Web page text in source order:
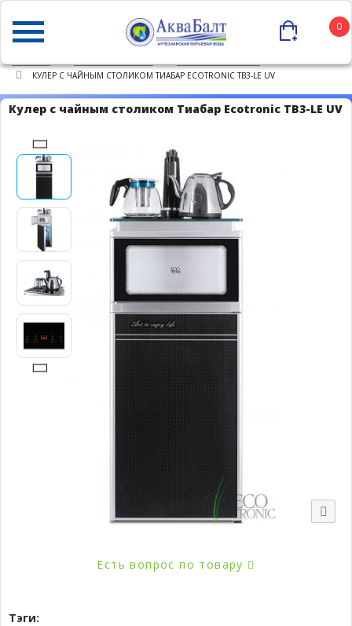
0
КУЛЕР С ЧАЙНЫМ СТОЛИКОМ ТИАБАР ECOTRONIC TB3-LE UV
Кулер с чайным столиком Тиабар Ecotronic TB3-LE UV
Популярно
Есть вопрос по товару
Тэги: